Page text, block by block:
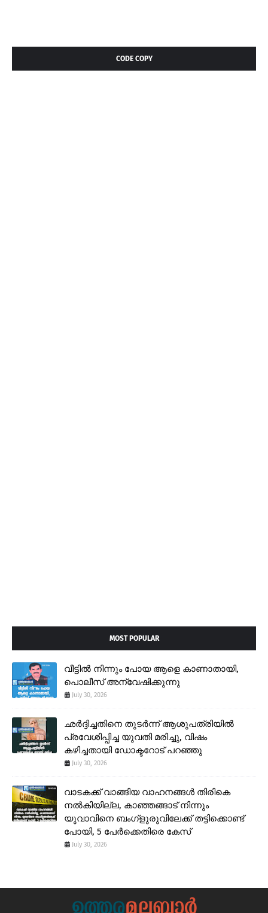
CODE COPY
MOST POPULAR
വീട്ടിൽ നിന്നും പോയ ആളെ കാണാതായി,
പൊലീസ് അന്വേഷിക്കുന്നു
July 30, 2026
ഛർദ്ദിച്ചതിനെ തുടർന്ന് ആശുപത്രിയിൽ
പ്രവേശിപ്പിച്ച യുവതി മരിച്ചു, വിഷം
കഴിച്ചതായി ഡോക്ടറോട് പറഞ്ഞു
July 30, 2026
വാടകക്ക് വാങ്ങിയ വാഹനങ്ങൾ തിരികെ
നൽകിയില്ല, കാഞ്ഞങ്ങാട് നിന്നും
യുവാവിനെ ബംഗ്ളുരുവിലേക്ക് തട്ടിക്കൊണ്ട്
പോയി, 5 പേർക്കെതിരെ കേസ്
July 30, 2026